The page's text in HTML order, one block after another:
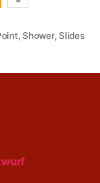
, Shower, Slides